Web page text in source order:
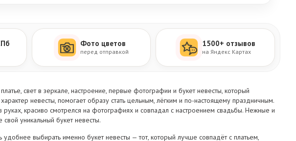
Фото цветов
перед отправкой
1500+ отзывов
на Яндекс Картах
свет в зеркале, настроение, первые фотографии и букет невесты, который
невесты, помогает образу стать цельным, лёгким и по-настоящему праздничным.
красиво смотрелся на фотографиях и совпадал с настроением свадьбы. Нежные и
уникальный букет невесты.
удобнее выбирать именно букет невесты — тот, который лучше совпадёт с платьем,